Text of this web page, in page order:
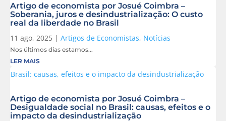
Artigo de economista por Josué Coimbra –
Soberania, juros e desindustrialização: O custo
real da liberdade no Brasil
11 ago, 2025 | Artigos de Economistas, Notícias
Nos últimos dias estamos...
LER MAIS
Artigo de economista por Josué Coimbra –
Desigualdade social no Brasil: causas, efeitos e o
impacto da desindustrialização